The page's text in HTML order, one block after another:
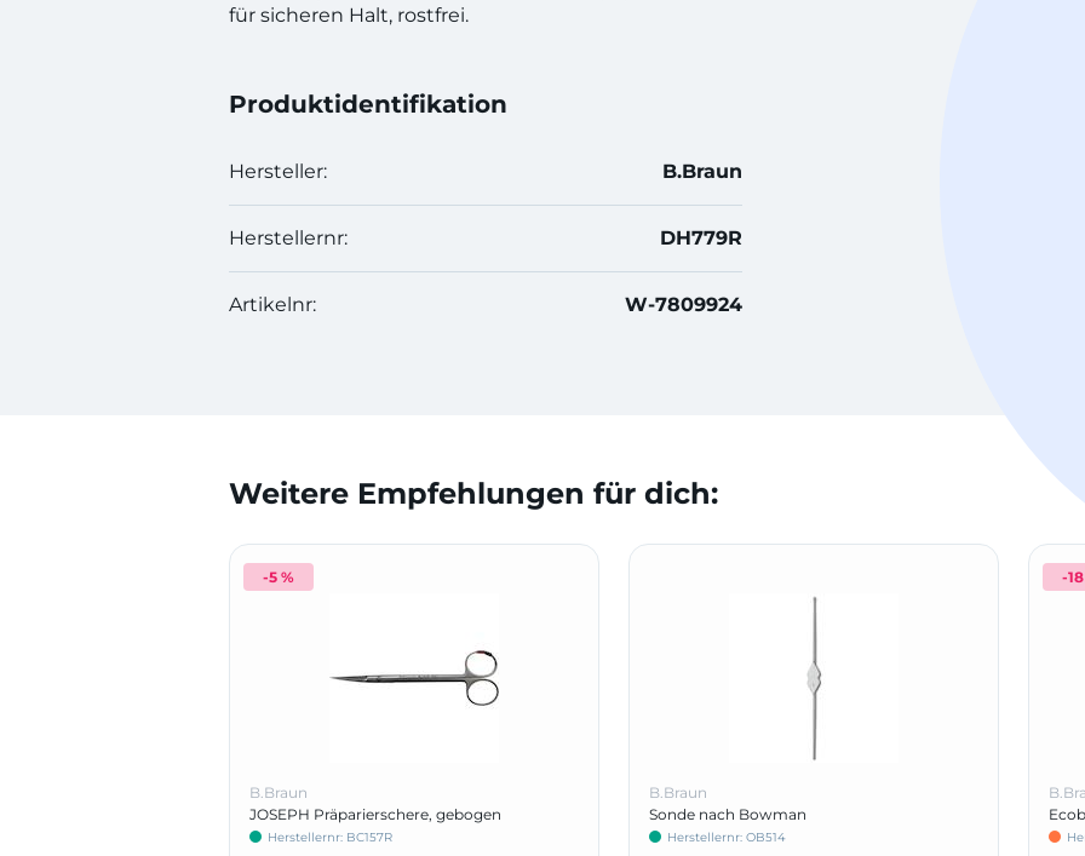
für sicheren Halt, rostfrei.
Produktidentifikation
Hersteller: B.Braun
Herstellernr: DH779R
Artikelnr: W-7809924
Weitere Empfehlungen für dich:
-5 %
B.Braun
JOSEPH Präparierschere, gebogen
Herstellernr: BC157R
B.Braun
Sonde nach Bowman
Herstellernr: OB514
-